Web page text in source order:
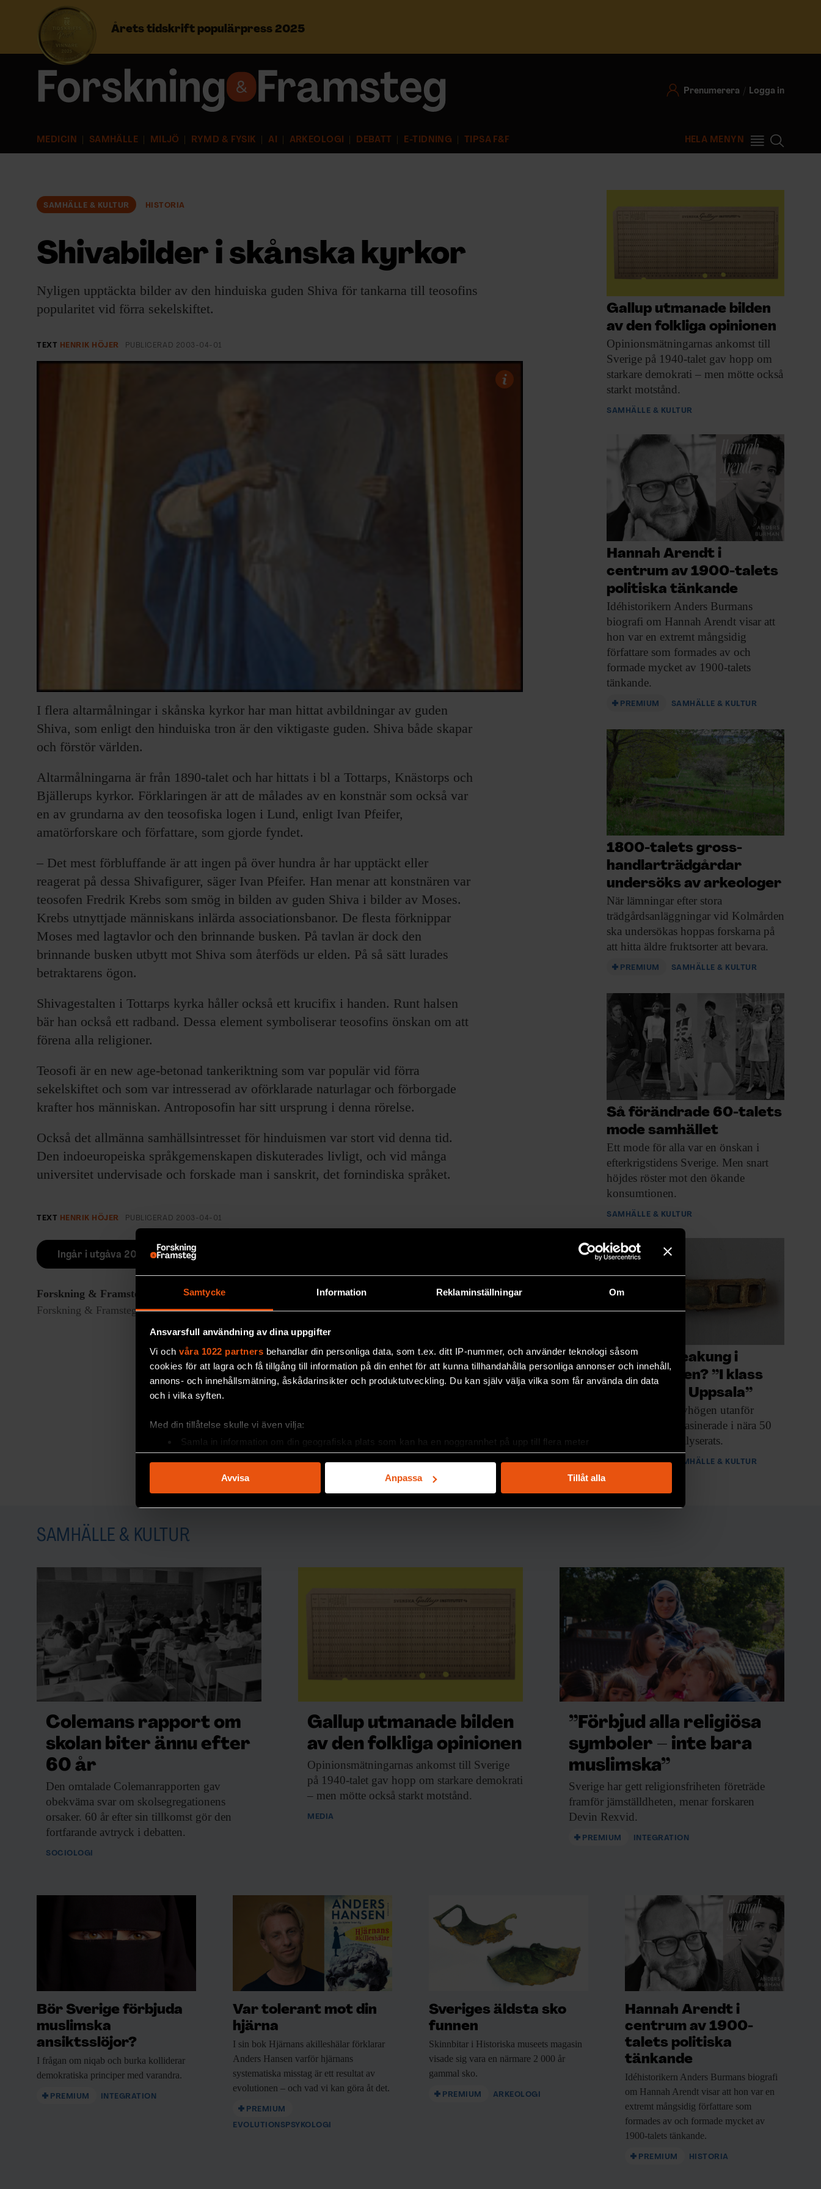
Samtycke Information Reklaminställningar Om
Ansvarsfull användning av dina uppgifter
Vi och våra 1022 partners behandlar din personliga data, som t.ex. ditt IP-nummer, och använder teknologi såsom
cookies för att lagra och få tillgång till information på din enhet för att kunna tillhandahålla personliga annonser och innehåll,
annons- och innehållsmätning, åskådarinsikter och produktutveckling. Du kan själv välja vilka som får använda din data
och i vilka syften.
Med din tillåtelse skulle vi även vilja:
Samla in information om din geografiska plats som kan ha en noggrannhet på upp till flera meter
Identifiera din enhet genom att aktivt skanna den för specifika kännetecken (fingeravtryck)
Ta reda på mer om hur dina personliga uppgifter behandlas och ställ in dina preferenser i
detaljsektionen. Du kan ändra
sociala medier och analysera vår trafik. Vi vidarebefordrar även sådana identifierare och annan information från din enhet
Avvisa Anpassa Tillåt alla
Årets tidskrift populärpress 2025
Prenumerera Logga in
MEDICIN SAMHÄLLE MILJÖ RYMD & FYSIK AI ARKEOLOGI DEBATT E-TIDNING TIPSA F&F HELA MENYN
r
Prenumerera
NYHETSBREV
ARKIV & E-TIDNING
LYSSNA/PODD
EVENEMANG & RESOR
SHOP
KONTAKTA F&F
SAMHÄLLE & KULTUR HISTORIA
Shivabilder i skånska kyrkor
Nyligen upptäckta bilder av den hinduiska guden Shiva för tankarna till teosofins
popularitet vid förra sekelskiftet.
TEXT HENRIK HÖJER PUBLICERAD 2003-04-01
I flera altarmålningar i skånska kyrkor har man hittat avbildningar av guden
Shiva, som enligt den hinduiska tron är den viktigaste guden. Shiva både skapar
och förstör världen.
Altarmålningarna är från 1890-talet och har hittats i bl a Tottarps, Knästorps och
Bjällerups kyrkor. Förklaringen är att de målades av en konstnär som också var
en av grundarna av den teosofiska logen i Lund, enligt Ivan Pfeifer,
amatörforskare och författare, som gjorde fyndet.
– Det mest förbluffande är att ingen på över hundra år har upptäckt eller
reagerat på dessa Shivafigurer, säger Ivan Pfeifer. Han menar att konstnären var
teosofen Fredrik Krebs som smög in bilden av guden Shiva i bilder av Moses.
Krebs utnyttjade människans inlärda associationsbanor. De flesta förknippar
Moses med lagtavlor och den brinnande busken. På tavlan är dock den
brinnande busken utbytt mot Shiva som återföds ur elden. På så sätt lurades
betraktarens ögon.
Shivagestalten i Tottarps kyrka håller också ett krucifix i handen. Runt halsen
bär han också ett radband. Dessa element symboliserar teosofins önskan om att
förena alla religioner.
Teosofi är en new age-betonad tankeriktning som var populär vid förra
sekelskiftet och som var intresserad av oförklarade naturlagar och förborgade
krafter hos människan. Antroposofin har sitt ursprung i denna rörelse.
Också det allmänna samhällsintresset för hinduismen var stort vid denna tid.
Den indoeuropeiska språkgemenskapen diskuterades livligt, och vid många
universitet undervisade och forskade man i sanskrit, det fornindiska språket.
TEXT HENRIK HÖJER PUBLICERAD 2003-04-01
Ingår i utgåva 2003/3
Forskning & Framsteg
rapporterar om fackgranskade forskningsresultat och om pågående forskning.
Forskning & Framsteg har bevakat vetenskap sedan 1966 och drivs utan vinstsyfte.
Gallup utmanade bilden
av den folkliga opinionen
Opinionsmätningarnas ankomst till
Sverige på 1940-talet gav hopp om
starkare demokrati – men mötte också
starkt motstånd.
SAMHÄLLE & KULTUR
Hannah Arendt i
centrum av 1900-talets
politiska tänkande
Idéhistorikern Anders Burmans
biografi om Hannah Arendt visar att
hon var en extremt mångsidig
författare som formades av och
formade mycket av 1900-talets
tänkande.
PREMIUM SAMHÄLLE & KULTUR
1800-talets gross­
handlar­trädgårdar
undersöks av arkeologer
När lämningar efter stora
trädgårdsanläggningar vid Kolmården
ska undersökas hoppas forskarna på
att hitta äldre fruktsorter att bevara.
PREMIUM SAMHÄLLE & KULTUR
Så förändrade 60-talets
mode samhället
Ett mode för alla var en önskan i
efterkrigstidens Sverige. Men snart
höjdes röster mot den ökande
konsumtionen.
SAMHÄLLE & KULTUR
Vilar en sveakung i
Brunnshögen? ”I klass
med Gamla Uppsala”
Fynden från gravhögen utanför
Uppsala låg magasinerade i nära 50
år. Nu har de analyserats.
PREMIUM SAMHÄLLE & KULTUR
SAMHÄLLE & KULTUR
Colemans rapport om
skolan biter ännu efter
60 år
Den omtalade Colemanrapporten gav
obekväma svar om skolsegregationens
orsaker. 60 år efter sin tillkomst gör den
fortfarande avtryck i debatten.
SOCIOLOGI
Gallup utmanade bilden
av den folkliga opinionen
Opinionsmätningarnas ankomst till Sverige
på 1940-talet gav hopp om starkare demokrati
– men mötte också starkt motstånd.
MEDIA
”Förbjud alla religiösa
symboler – inte bara
muslimska”
Sverige har gett religionsfriheten företräde
framför jämställdheten, menar forskaren
Devin Rexvid.
PREMIUM INTEGRATION
Bör Sverige förbjuda
muslimska
ansiktsslöjor?
I frågan om niqab och burka kolliderar
demokratiska principer med varandra.
PREMIUM INTEGRATION
Var tolerant mot din
hjärna
I sin bok Hjärnans akilleshälar förklarar
Anders Hansen varför hjärnans
systematiska misstag är ett resultat av
evolutionen – och vad vi kan göra åt det.
PREMIUM
EVOLUTIONSPSYKOLOGI
Sveriges äldsta sko
funnen
Skinnbitar i Historiska museets magasin
visade sig vara en närmare 2 000 år
gammal sko.
PREMIUM ARKEOLOGI
Hannah Arendt i
centrum av 1900-
talets politiska
tänkande
Idéhistorikern Anders Burmans biografi
om Hannah Arendt visar att hon var en
extremt mångsidig författare som
formades av och formade mycket av
1900-talets tänkande.
PREMIUM HISTORIA